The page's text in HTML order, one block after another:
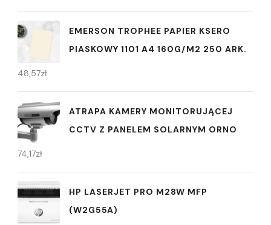
EMERSON TROPHEE PAPIER KSERO
PIASKOWY 1101 A4 160G/M2 250 ARK.
48,57zł
ATRAPA KAMERY MONITORUJĄCEJ
CCTV Z PANELEM SOLARNYM ORNO
74,17zł
HP LASERJET PRO M28W MFP
(W2G55A)